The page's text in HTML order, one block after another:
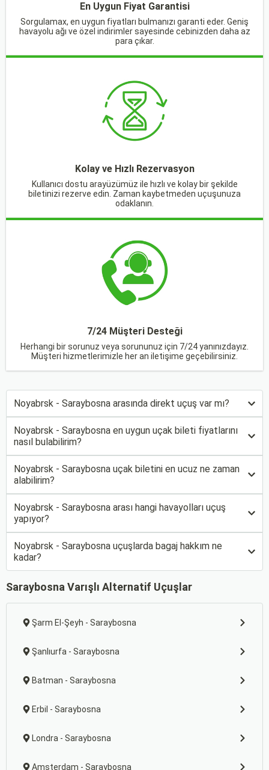
En Uygun Fiyat Garantisi
Sorgulamax, en uygun fiyatları bulmanızı garanti eder. Geniş
havayolu ağı ve özel indirimler sayesinde cebinizden daha az
para çıkar.
Kolay ve Hızlı Rezervasyon
Kullanıcı dostu arayüzümüz ile hızlı ve kolay bir şekilde
biletinizi rezerve edin. Zaman kaybetmeden uçuşunuza
odaklanın.
7/24 Müşteri Desteği
Herhangi bir sorunuz veya sorununuz için 7/24 yanınızdayız.
Müşteri hizmetlerimizle her an iletişime geçebilirsiniz.
Noyabrsk - Saraybosna arasında direkt uçuş var mı?
Noyabrsk - Saraybosna en uygun uçak bileti fiyatlarını
nasıl bulabilirim?
Noyabrsk - Saraybosna uçak biletini en ucuz ne zaman
alabilirim?
Noyabrsk - Saraybosna arası hangi havayolları uçuş
yapıyor?
Noyabrsk - Saraybosna uçuşlarda bagaj hakkım ne
kadar?
Saraybosna Varışlı Alternatif Uçuşlar
Şarm El-Şeyh - Saraybosna
Şanlıurfa - Saraybosna
Batman - Saraybosna
Erbil - Saraybosna
Londra - Saraybosna
Amsterdam - Saraybosna